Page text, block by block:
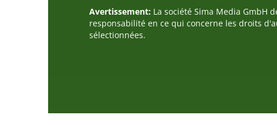
Avertissement: La société Sima Media GmbH
responsabilité en ce qui concerne les droits
sélectionnées.